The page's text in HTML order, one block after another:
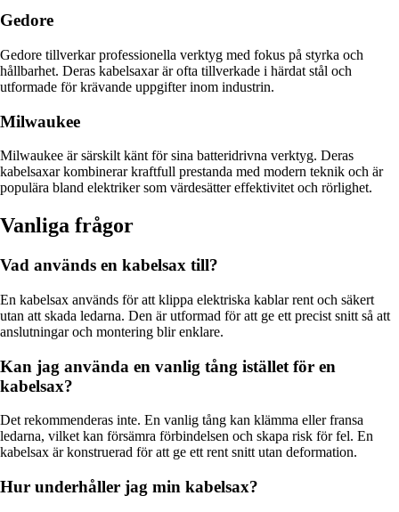
Gedore
Gedore tillverkar professionella verktyg med fokus på styrka och
hållbarhet. Deras kabelsaxar är ofta tillverkade i härdat stål och
utformade för krävande uppgifter inom industrin.
Milwaukee
Milwaukee är särskilt känt för sina batteridrivna verktyg. Deras
kabelsaxar kombinerar kraftfull prestanda med modern teknik och är
populära bland elektriker som värdesätter effektivitet och rörlighet.
Vanliga frågor
Vad används en kabelsax till?
En kabelsax används för att klippa elektriska kablar rent och säkert
utan att skada ledarna. Den är utformad för att ge ett precist snitt så att
anslutningar och montering blir enklare.
Kan jag använda en vanlig tång istället för en
kabelsax?
Det rekommenderas inte. En vanlig tång kan klämma eller fransa
ledarna, vilket kan försämra förbindelsen och skapa risk för fel. En
kabelsax är konstruerad för att ge ett rent snitt utan deformation.
Hur underhåller jag min kabelsax?